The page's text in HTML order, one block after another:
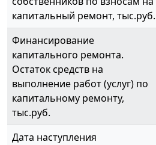
капитальный ремонт, тыс.руб.
Финансирование
капитального ремонта.
Остаток средств на
выполнение работ (услуг) по
капитальному ремонту,
тыс.руб.
Дата наступления